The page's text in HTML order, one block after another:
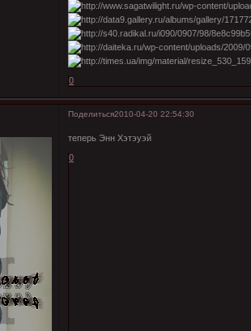
0
Поделиться2010-04-20 22:54:30
теперь Энн Хэтэуэй
0